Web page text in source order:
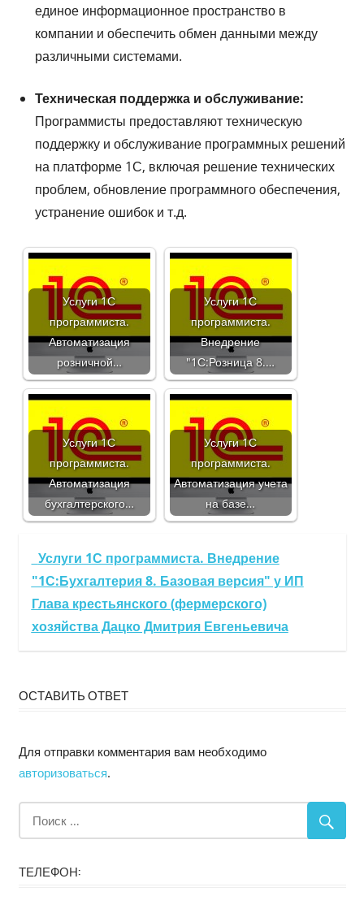
единое информационное пространство в
компании и обеспечить обмен данными между
различными системами.
Техническая поддержка и обслуживание:
Программисты предоставляют техническую
поддержку и обслуживание программных решений
на платформе 1С, включая решение технических
проблем, обновление программного обеспечения,
устранение ошибок и т.д.
Услуги 1С
программиста.
Автоматизация
розничной…
Услуги 1С
программиста.
Внедрение
"1С:Розница 8.…
Услуги 1С
программиста.
Автоматизация
бухгалтерского…
Услуги 1С
программиста.
Автоматизация учета
на базе…
Услуги 1С программиста. Внедрение
"1С:Бухгалтерия 8. Базовая версия" у ИП
Глава крестьянского (фермерского)
хозяйства Дацко Дмитрия Евгеньевича
ОСТАВИТЬ ОТВЕТ
Для отправки комментария вам необходимо
авторизоваться.
ТЕЛЕФОН: